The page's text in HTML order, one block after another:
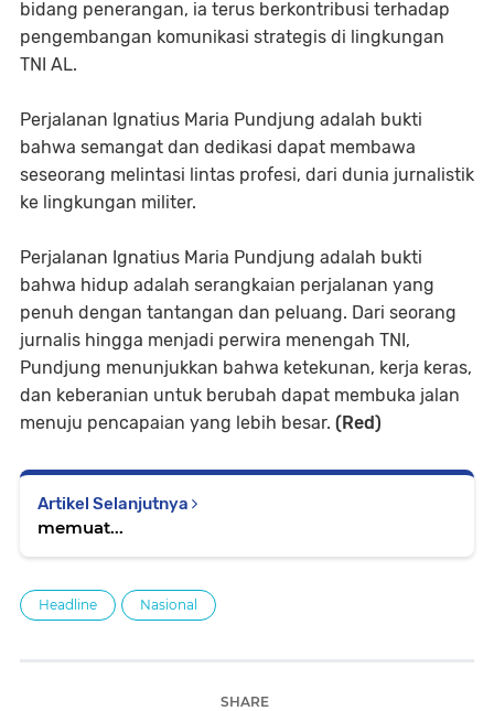
bidang penerangan, ia terus berkontribusi terhadap
pengembangan komunikasi strategis di lingkungan
TNI AL.
Perjalanan Ignatius Maria Pundjung adalah bukti
bahwa semangat dan dedikasi dapat membawa
seseorang melintasi lintas profesi, dari dunia jurnalistik
ke lingkungan militer.
Perjalanan Ignatius Maria Pundjung adalah bukti
bahwa hidup adalah serangkaian perjalanan yang
penuh dengan tantangan dan peluang. Dari seorang
jurnalis hingga menjadi perwira menengah TNI,
Pundjung menunjukkan bahwa ketekunan, kerja keras,
dan keberanian untuk berubah dapat membuka jalan
menuju pencapaian yang lebih besar. (Red)
Artikel Selanjutnya
memuat...
Headline Nasional
SHARE